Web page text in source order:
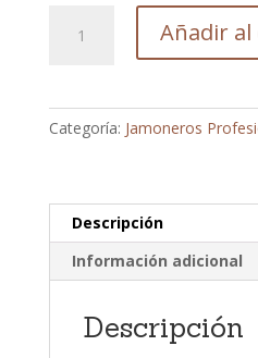
Jamonero
Giratorio
Polietileno
Negro.
cantidad
Añadir
Categoría: Jamoneros
Descripción
Información adicional
Descripción